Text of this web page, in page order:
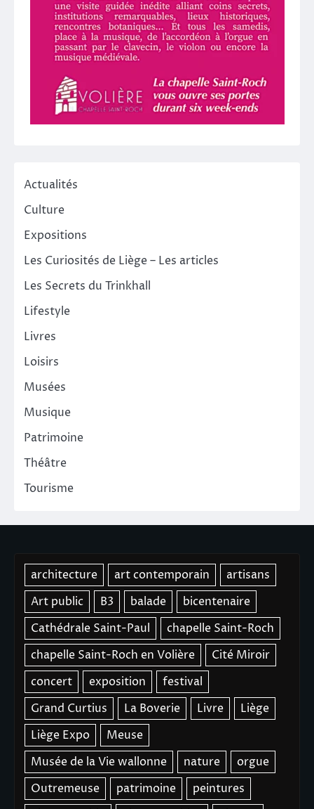
Actualités
Culture
Expositions
Les Curiosités de Liège – Les articles
Les Secrets du Trinkhall
Lifestyle
Livres
Loisirs
Musées
Musique
Patrimoine
Théâtre
Tourisme